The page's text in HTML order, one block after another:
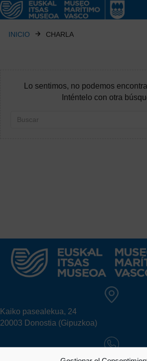
INICIO CHARLA
Lo sentimos, no podemos
Inténtelo con otra
Kaiko pasealekua, 24
20003 Donostia (Gipuzkoa)